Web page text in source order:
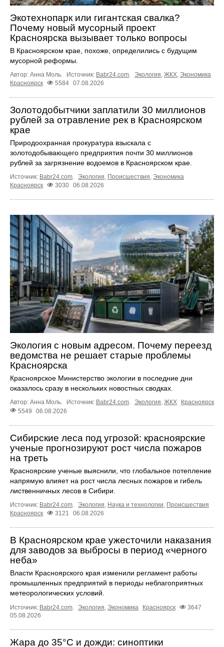
Экотехнопарк или гигантская свалка?
Почему новый мусорный проект
Красноярска вызывает только вопросы
В Красноярском крае, похоже, определились с будущим
мусорной реформы.
Автор: Анна Моль. Источник: Babr24.com Экология ЖКХ Экономика
Красноярск
5584 07.08.2026
Золотодобытчики заплатили 30 миллионов
рублей за отравление рек в Красноярском
крае
Природоохранная прокуратура взыскала с
золотодобывающего предприятия почти 30 миллионов
рублей за загрязнение водоемов в Красноярском крае.
Источник: Babr24.com Экология Происшествия Экономика
Красноярск
3030 06.08.2026
Экология с новым адресом. Почему переезд
ведомства не решает старые проблемы
Красноярска
Красноярское Министерство экологии в последние дни
оказалось сразу в нескольких новостных сводках.
Автор: Анна Моль. Источник: Babr24.com. Экология, ЖКХ
Красноярск
5549
06.08.2026
Сибирские леса под угрозой: красноярские
ученые прогнозируют рост числа пожаров
на треть
Красноярские ученые выяснили, что глобальное потепление
напрямую влияет на рост числа лесных пожаров и гибель
лиственничных лесов в Сибири.
Источник: Babr24.com Экология Наука и технологии Происшествия
Красноярск
3121 06.08.2026
В Красноярском крае ужесточили наказания
для заводов за выбросы в период «черного
неба»
Власти Красноярского края изменили регламент работы
промышленных предприятий в периоды неблагоприятных
метеорологических условий.
Источник: Babr24.com Экология Экономика Красноярск
3647
05.08.2026
Жара до 35°C и дожди: синоптики